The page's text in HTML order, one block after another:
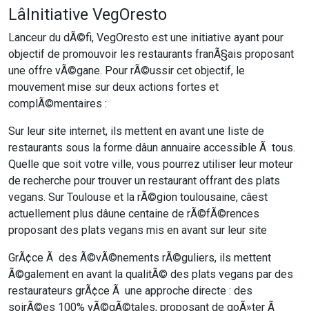
LâInitiative VegOresto
Lanceur du dÃ©fi, VegOresto est une initiative ayant pour
objectif de promouvoir les restaurants franÃ§ais proposant
une offre vÃ©gane. Pour rÃ©ussir cet objectif, le
mouvement mise sur deux actions fortes et
complÃ©mentaires :
Sur leur site internet, ils mettent en avant une liste de
restaurants sous la forme dâun annuaire accessible Ã tous.
Quelle que soit votre ville, vous pourrez utiliser leur moteur
de recherche pour trouver un restaurant offrant des plats
vegans. Sur Toulouse et la rÃ©gion toulousaine, câest
actuellement plus dâune centaine de rÃ©fÃ©rences
proposant des plats vegans mis en avant sur leur site
GrÃ¢ce Ã des Ã©vÃ©nements rÃ©guliers, ils mettent
Ã©galement en avant la qualitÃ© des plats vegans par des
restaurateurs grÃ¢ce Ã une approche directe : des
soirÃ©es 100% vÃ©gÃ©tales, proposant de goÃ»ter Ã